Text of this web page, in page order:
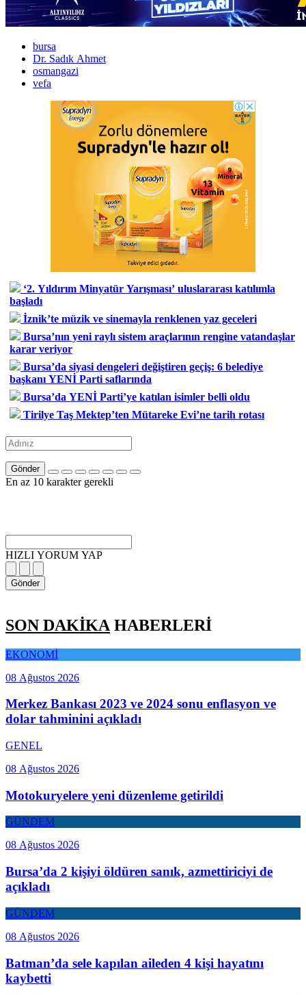
bursa
Dr. Sadık Ahmet
osmangazi
vefa
‘2. Yıldırım Minyatür Yarışması’ uluslararası katılımla
başladı
İznik’te müzik ve sinemayla renklenen yaz geceleri
Bursa’nın yeni raylı sistem araçlarının rengine vatandaşlar
karar veriyor
Bursa’da siyasi dengeleri değiştiren geçiş: 6 belediye
başkanı YENİ Parti saflarında
Bursa’da YENİ Parti’ye katılan isimler belli oldu
Tirilye Taş Mektep’ten Mütareke Evi’ne tarih rotası
Gönder
En az 10 karakter gerekli
HIZLI YORUM YAP
Gönder
SON DAKİKA HABERLERİ
EKONOMİ
08 Ağustos 2026
Merkez Bankası 2023 ve 2024 sonu enflasyon ve
dolar tahminini açıkladı
GENEL
08 Ağustos 2026
Motokuryelere yeni düzenleme getirildi
GÜNDEM
08 Ağustos 2026
Bursa’da 2 kişiyi öldüren sanık, azmettiriciyi de
açıkladı
GÜNDEM
08 Ağustos 2026
Batman’da sele kapılan aileden 4 kişi hayatını
kaybetti